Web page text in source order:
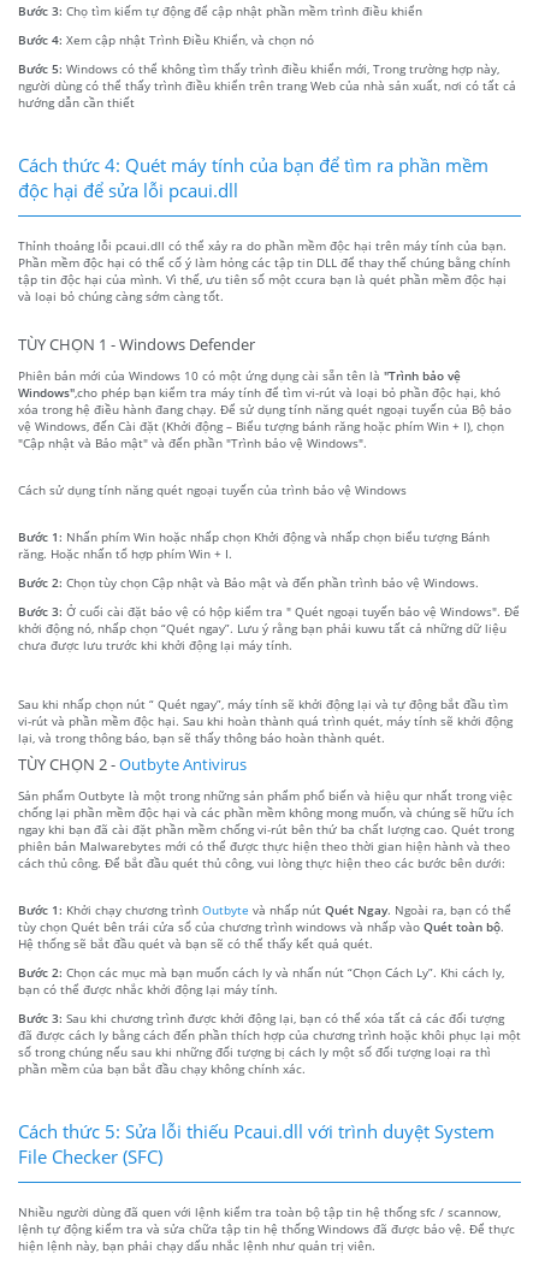
Bước 3: Chọ tìm kiếm tự động để cập nhật phần mềm trình điều khiển
Bước 4: Xem cập nhật Trình Điều Khiển, và chọn nó
Bước 5: Windows có thể không tìm thấy trình điều khiển mới, Trong trường hợp này,
người dùng có thể thấy trình điều khiển trên trang Web của nhà sản xuất, nơi có tất cả
hướng dẫn cần thiết
Cách thức 4: Quét máy tính của bạn để tìm ra phần mềm
độc hại để sửa lỗi pcaui.dll
Thỉnh thoảng lỗi pcaui.dll có thể xảy ra do phần mềm độc hại trên máy tính của bạn.
Phần mềm độc hại có thể cố ý làm hỏng các tập tin DLL để thay thế chúng bằng chính
tập tin độc hại của mình. Vì thế, ưu tiên số một ccura bạn là quét phần mềm độc hại
và loại bỏ chúng càng sớm càng tốt.
TÙY CHỌN 1 - Windows Defender
Phiên bản mới của Windows 10 có một ứng dụng cài sẵn tên là "Trình bảo vệ
Windows",cho phép bạn kiểm tra máy tính để tìm vi-rút và loại bỏ phần độc hại, khó
xóa trong hệ điều hành đang chạy. Để sử dụng tính năng quét ngoại tuyến của Bộ bảo
vệ Windows, đến Cài đặt (Khởi động – Biểu tượng bánh răng hoặc phím Win + I), chọn
"Cập nhật và Bảo mật" và đến phần "Trình bảo vệ Windows".
Cách sử dụng tính năng quét ngoại tuyến của trình bảo vệ Windows
Bước 1: Nhấn phím Win hoặc nhấp chọn Khởi động và nhấp chọn biểu tượng Bánh
răng. Hoặc nhấn tổ hợp phím Win + I.
Bước 2: Chọn tùy chọn Cập nhật và Bảo mật và đến phần trình bảo vệ Windows.
Bước 3: Ở cuối cài đặt bảo vệ có hộp kiểm tra " Quét ngoại tuyến bảo vệ Windows". Để
khởi động nó, nhấp chọn “Quét ngay”. Lưu ý rằng bạn phải kuwu tất cả những dữ liệu
chưa được lưu trước khi khởi động lại máy tính.
Sau khi nhấp chọn nút “ Quét ngay”, máy tính sẽ khởi động lại và tự động bắt đầu tìm
vi-rút và phần mềm độc hại. Sau khi hoàn thành quá trình quét, máy tính sẽ khởi động
lại, và trong thông báo, bạn sẽ thấy thông báo hoàn thành quét.
TÙY CHỌN 2 -Outbyte Antivirus
Sản phẩm Outbyte là một trong những sản phẩm phổ biến và hiệu qur nhất trong việc
chống lại phần mềm độc hại và các phần mềm không mong muốn, và chúng sẽ hữu ích
ngay khi bạn đã cài đặt phần mềm chống vi-rút bên thứ ba chất lượng cao. Quét trong
phiên bản Malwarebytes mới có thể được thực hiện theo thời gian hiện hành và theo
cách thủ công. Để bắt đầu quét thủ công, vui lòng thực hiện theo các bước bên dưới:
Bước 1: Khởi chạy chương trình Outbyte và nhấp nút Quét Ngay. Ngoài ra, bạn có thể
tùy chọn Quét bên trái cửa sổ của chương trình windows và nhấp vào Quét toàn bộ.
Hệ thống sẽ bắt đầu quét và bạn sẽ có thể thấy kết quả quét.
Bước 2: Chọn các mục mà bạn muốn cách ly và nhấn nút “Chọn Cách Ly”. Khi cách ly,
bạn có thể được nhắc khởi động lại máy tính.
Bước 3: Sau khi chương trình được khởi động lại, bạn có thể xóa tất cả các đối tượng
đã được cách ly bằng cách đến phần thích hợp của chương trình hoặc khôi phục lại một
số trong chúng nếu sau khi những đối tượng bị cách ly một số đối tượng loại ra thì
phần mềm của bạn bắt đầu chạy không chính xác.
Cách thức 5: Sửa lỗi thiếu Pcaui.dll với trình duyệt System
File Checker (SFC)
Nhiều người dùng đã quen với lệnh kiểm tra toàn bộ tập tin hệ thống sfc / scannow,
lệnh tự động kiểm tra và sửa chữa tập tin hệ thống Windows đã được bảo vệ. Để thực
hiện lệnh này, bạn phải chạy dấu nhắc lệnh như quản trị viên.